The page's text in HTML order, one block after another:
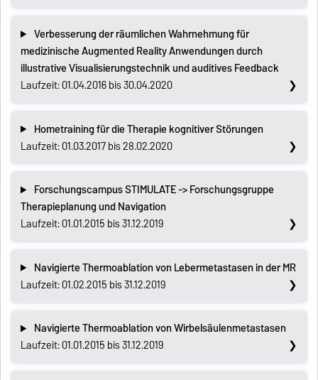
Verbesserung der räumlichen Wahrnehmung für
medizinische Augmented Reality Anwendungen durch
illustrative Visualisierungstechnik und auditives Feedback
Laufzeit: 01.04.2016 bis 30.04.2020
Hometraining für die Therapie kognitiver Störungen
Laufzeit: 01.03.2017 bis 28.02.2020
Forschungscampus STIMULATE -> Forschungsgruppe
Therapieplanung und Navigation
Laufzeit: 01.01.2015 bis 31.12.2019
Navigierte Thermoablation von Lebermetastasen in der MR
Laufzeit: 01.02.2015 bis 31.12.2019
Navigierte Thermoablation von Wirbelsäulenmetastasen
Laufzeit: 01.01.2015 bis 31.12.2019